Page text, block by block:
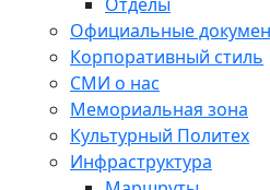
Официальные
Корпоративный стиль
СМИ о нас
Мемориальная зона
Культурный Политех
Инфраструктура